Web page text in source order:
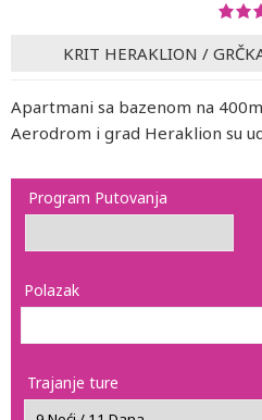
KRIT HERAKLION /
Apartmani sa bazenom na
Aerodrom i grad Heraklion su
Program Putovanja
Polazak
Trajanje ture